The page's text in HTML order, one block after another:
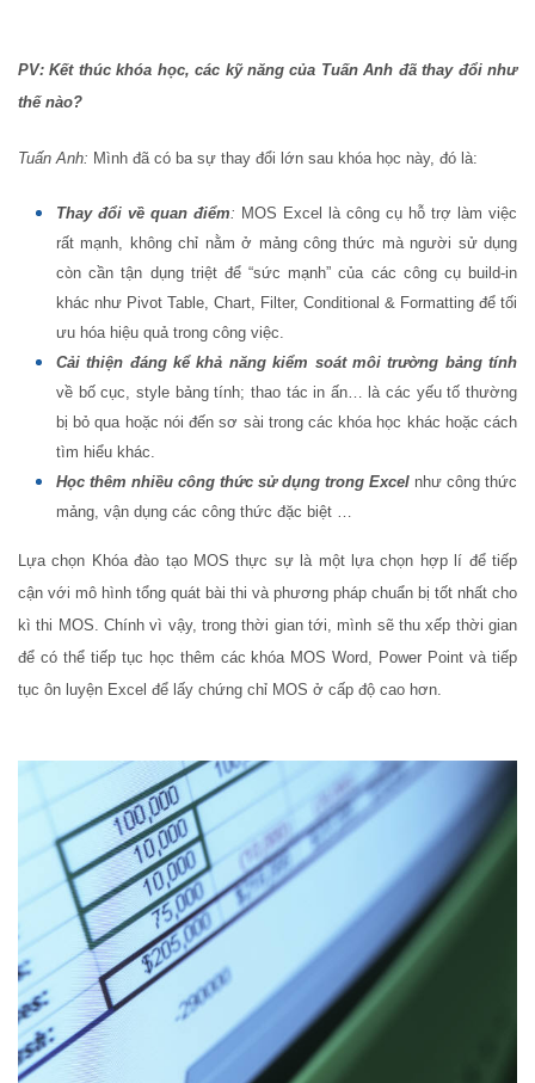
PV: Kết thúc khóa học, các kỹ năng của Tuấn Anh đã thay đổi như
thế nào?
Tuấn Anh: Mình đã có ba sự thay đổi lớn sau khóa học này, đó là:
Thay đổi về quan điểm: MOS Excel là công cụ hỗ trợ làm việc
rất mạnh, không chỉ nằm ở mảng công thức mà người sử dụng
còn cần tận dụng triệt để “sức mạnh” của các công cụ build-in
khác như Pivot Table, Chart, Filter, Conditional & Formatting để tối
ưu hóa hiệu quả trong công việc.
Cải thiện đáng kể khả năng kiểm soát môi trường bảng tính
về bố cục, style bảng tính; thao tác in ấn… là các yếu tố thường
bị bỏ qua hoặc nói đến sơ sài trong các khóa học khác hoặc cách
tìm hiểu khác.
Học thêm nhiều công thức sử dụng trong Excel như công thức
mảng, vận dụng các công thức đặc biệt …
Lựa chọn Khóa đào tạo MOS thực sự là một lựa chọn hợp lí để tiếp
cận với mô hình tổng quát bài thi và phương pháp chuẩn bị tốt nhất cho
kì thi MOS. Chính vì vậy, trong thời gian tới, mình sẽ thu xếp thời gian
để có thể tiếp tục học thêm các khóa MOS Word, Power Point và tiếp
tục ôn luyện Excel để lấy chứng chỉ MOS ở cấp độ cao hơn.